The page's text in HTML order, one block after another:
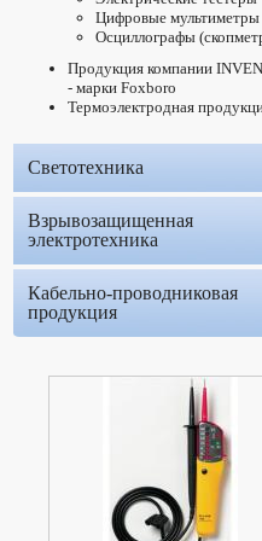
Цифровые мультиметры
Осциллографы
Продукция компании
- марки Foxboro
Термоэлектродная
Светотехника
Взрывозащищенная
электротехника
Кабельно-проводниковая
продукция